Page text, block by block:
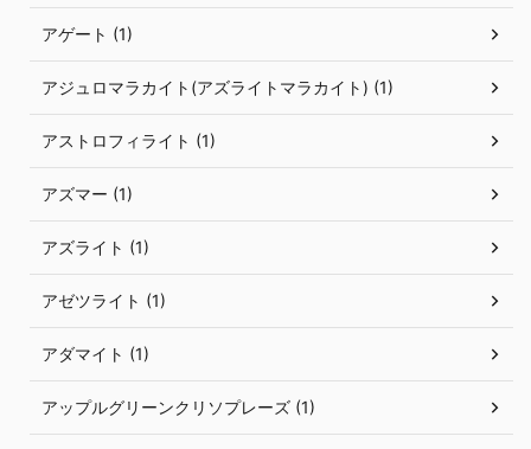
アゲート (1)
アジュロマラカイト(アズライトマラカイト) (1)
アストロフィライト (1)
アズマー (1)
アズライト (1)
アゼツライト (1)
アダマイト (1)
アップルグリーンクリソプレーズ (1)